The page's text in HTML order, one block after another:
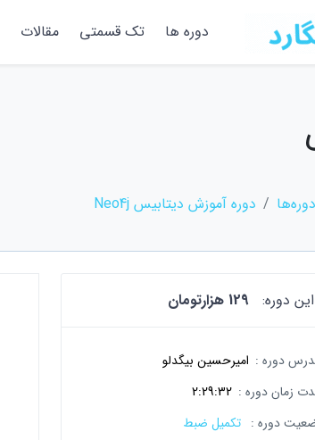
دوره ها تک قسمتی مقالات
دوره‌ها دوره آموزش دیتابیس Neo4j
دوره: 129 هزارتومان
دوره : امیرحسین بیگدلو
زمان دوره : 2:29:32
دوره : تکمیل ضبط